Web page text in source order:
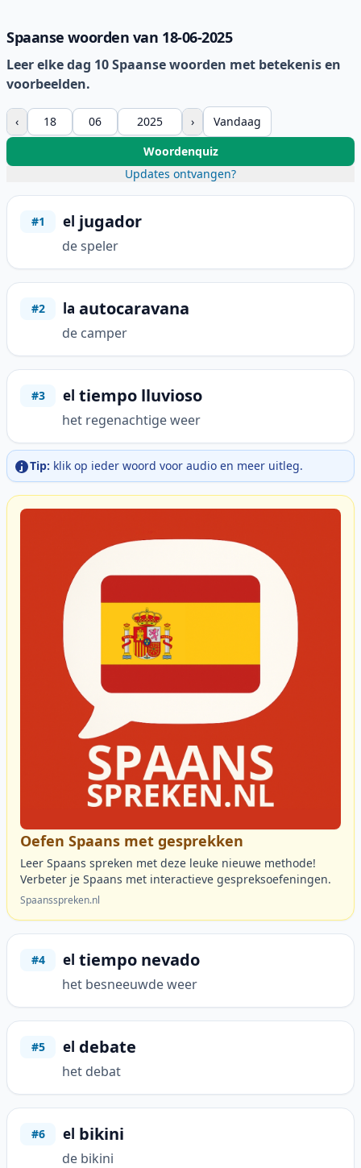
Spaanse woorden van 18-06-2025
Leer elke dag 10 Spaanse woorden met betekenis en
voorbeelden.
‹ ›
Vandaag
Woordenquiz
Updates ontvangen?
#1 el jugador
de speler
#2 la autocaravana
de camper
#3 el tiempo lluvioso
het regenachtige weer
Tip: klik op ieder woord voor audio en meer uitleg.
Oefen Spaans met gesprekken
Leer Spaans spreken met deze leuke nieuwe methode!
Verbeter je Spaans met interactieve gespreksoefeningen.
Spaansspreken.nl
#4 el tiempo nevado
het besneeuwde weer
#5 el debate
het debat
#6 el bikini
de bikini